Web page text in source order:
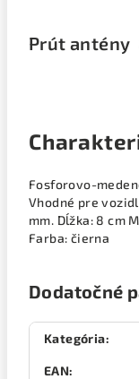
Prút antény
Fosforovo-
Vhodné pre
mm. Dĺžka: 8 cm
Farba: čierna
Dodatočné
Kategória:
EAN: